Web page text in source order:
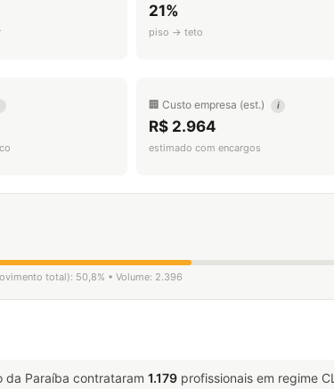
21%
piso → teto
🏢 Custo empresa (est.) i
R$ 2.964
estimado com encargos
total): 50,8% • Volume: 2.396
da Paraíba contrataram 1.179 profissionais em regime